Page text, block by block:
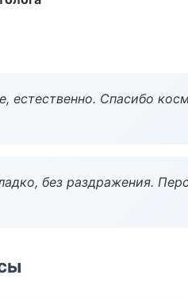
Спасибо
без раздражения.